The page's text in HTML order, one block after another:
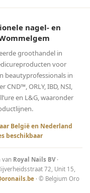
nagel- en
groothandel in
voor
beautyprofessionals in
ORLY, IBD, NSI,
en L&G, waaronder
België en Nederland
beschikbaar
van Royal Nails BV·
72, Unit 15,
· © Belgium Oro